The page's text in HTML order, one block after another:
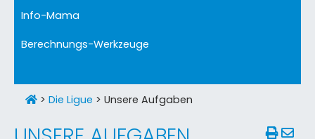
Info-Mama
Berechnungs-Werkzeuge
> Die Ligue > Unsere Aufgaben